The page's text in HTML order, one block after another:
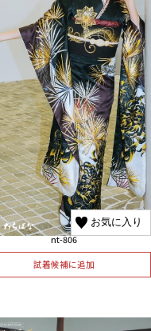
お気に入り
nt-806
試着候補に追加